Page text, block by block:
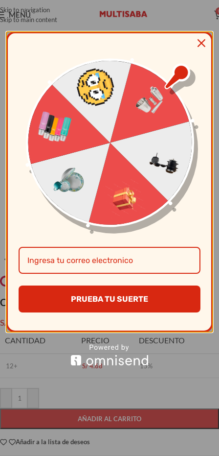
Skip to navigation
Skip to main content
MENÚ
Cristar – Copa Brunello Champaña 5470Al24
S/ 5.50
CANTIDAD PRECIO DESCUENTO
12+ S/4.68 15%
AÑADIR AL CARRITO
Añadir a la lista de deseos
PRUEBA TU SUERTE